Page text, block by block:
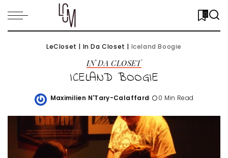
0
LeCloset | In Da Closet | Iceland Boogie
IN DA CLOSET
ICELAND BOOGIE
Posted
Maximilien N'Tary-Calaffard 0 Min Read